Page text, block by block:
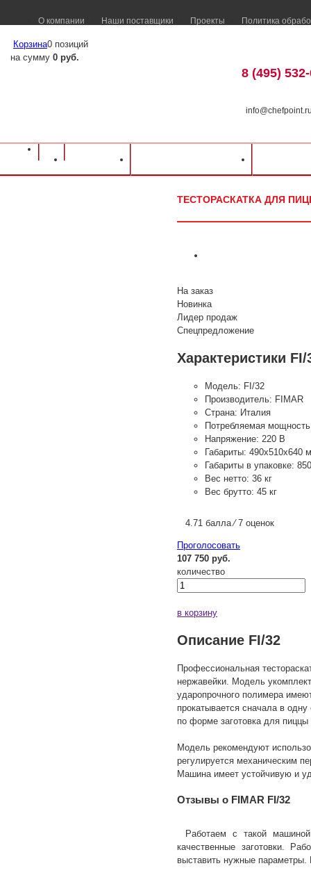
О компании Наши поставщики Проекты Политика
Корзина0 позиций
на сумму 0 руб.
8 (495)
Оборудование для ресторанов и кафе
ТЕСТОРАСКАТКА ДЛЯ
На заказ
Новинка
Лидер продаж
Спецпредложение
Характеристики FI/
Модель: FI/32
Производитель: FIMAR
Страна: Италия
Потребляемая
Напряжение: 220 В
Габариты: 490х510х640
Габариты в упаковке:
Вес нетто: 36 кг
Вес брутто: 45 кг
4.71 балла ⁄ 7 оценок
Проголосовать
107 750 руб.
количество
в корзину
Описание FI/32
Профессиональная
нержавейки. Модель
ударопрочного полимера
прокатывается сначала в
по форме заготовка для
Модель рекомендуют
регулируется механическим
Машина имеет устойчивую и
Отзывы о FIMAR FI/32
Работаем с такой
качественные заготовки.
выставить нужные